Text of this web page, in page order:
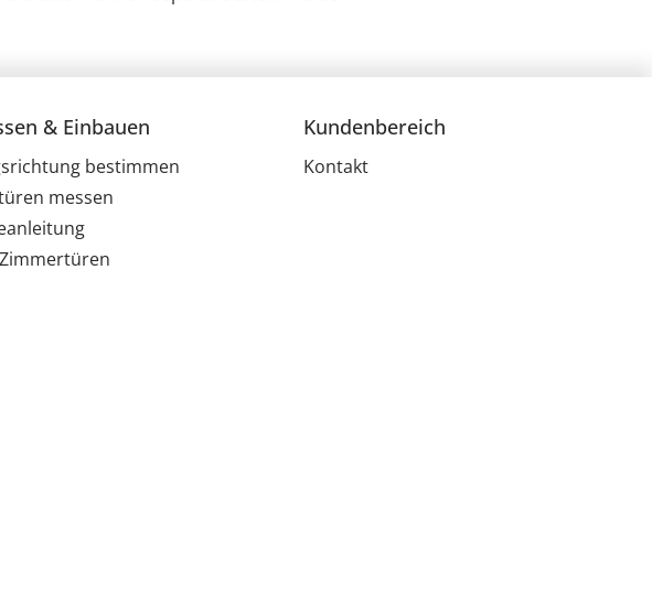
& Einbauen
bestimmen
messen
Kundenbereich
Kontakt